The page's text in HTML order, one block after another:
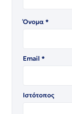
Όνομα*
Email *
Ιστότοπος